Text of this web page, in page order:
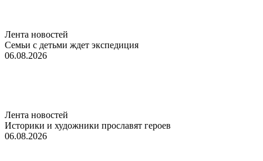
Лента новостей
Семьи с детьми ждет экспедиция
06.08.2026
Лента новостей
Историки и художники прославят героев
06.08.2026